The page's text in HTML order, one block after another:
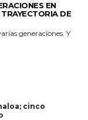
EN
DE
generaciones. Y